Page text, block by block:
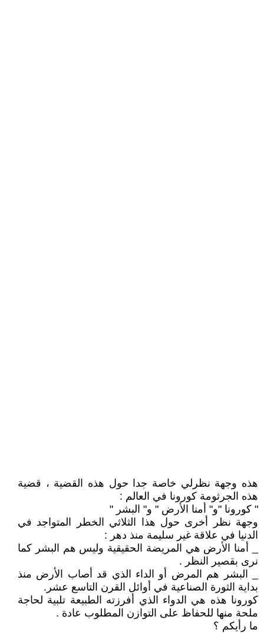
هذه وجهة نظرلي خاصة جدا حول هذه القضية ، قضية
هذه الجرثومة كورونا في العالم :
" كورونا "و" أمنا الأرض " و" البشر "
وجهة نظر أخرى حول هذا الثلاثي الخطر المتواجد في
الدنيا في علاقة غير سليمة منذ دهر :
_ أمنا الأرض هي المريضة الحقيقية وليس هم البشر كما
نرى بقصير النظر .
_ البشر هم المرض أو الداء الذي قد أصاب الأرض منذ
بداية الثورة الصناعية في أوائل القرن التاسع عشر.
كورونا هذه هي الدواء الذي أفرزته الطبيعة تلبية لحاجة
ملحة منها للحفاظ على التوازن المطلوب عادة .
ما رأيكم ؟